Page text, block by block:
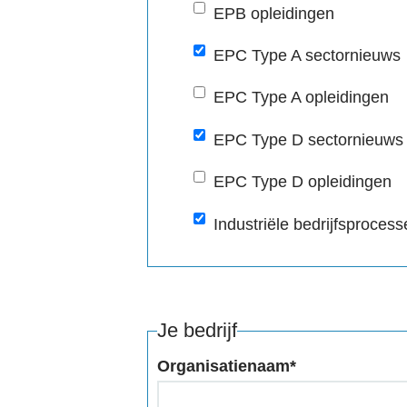
EPB opleidingen
EPC Type A sectornieuws
EPC Type A opleidingen
EPC Type D sectornieuws
EPC Type D opleidingen
Industriële
Je bedrijf
Organisatienaam*